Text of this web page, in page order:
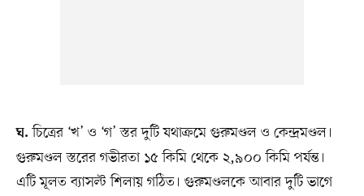
ঘ.চিত্রের ‘খ’ ও ‘গ’ স্তর দুটি যথাক্রমে গুরুমণ্ডল ও কেন্দ্রমণ্ডল।
গুরুমণ্ডল স্তরের গভীরতা ১৫ কিমি থেকে ২,৯০০ কিমি পর্যন্ত।
এটি মূলত ব্যাসল্ট শিলায় গঠিত। গুরুমণ্ডলকে আবার দুটি ভাগে